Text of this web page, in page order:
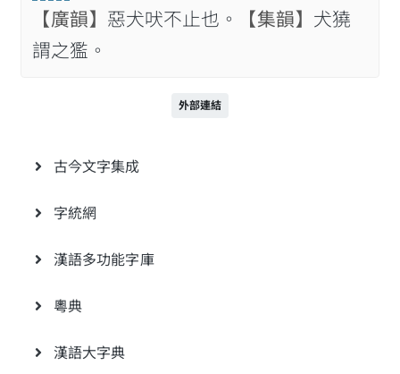
【廣韻】 惡犬吠不止也。 【集韻】 犬獟
謂之㺝。
外部連結
古今文字集成
字統網
漢語多功能字庫
粵典
漢語大字典